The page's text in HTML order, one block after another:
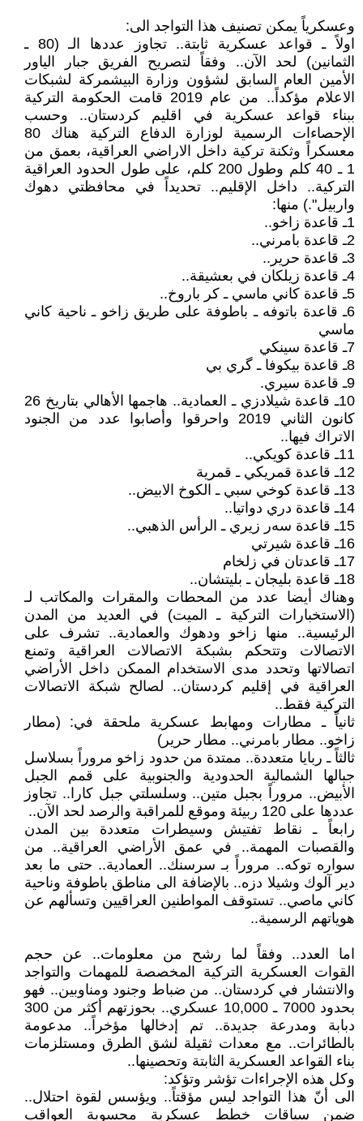
وعسكرياً يمكن تصنيف هذا التواجد الى:
اولاً ـ قواعد عسكرية ثابتة.. تجاوز عددها الـ (80 ـ
الثمانين) لحد الآن.. وفقاً لتصريح الفريق جبار الياور
الأمين العام السابق لشؤون وزارة البيشمركة لشبكات
الاعلام مؤكداً.. من عام 2019 قامت الحكومة التركية
ببناء قواعد عسكرية في اقليم كردستان.. وحسب
الإحصاءات الرسمية لوزارة الدفاع التركية هناك 80
معسكراً وثكنة تركية داخل الاراضي العراقية، بعمق من
1 ـ 40 كلم وطول 200 كلم، على طول الحدود العراقية
التركية.. داخل الإقليم.. تحديداً في محافظتي دهوك
واربيل".) منها:
1ـ قاعدة زاخو..
2ـ قاعدة بامرني..
3ـ قاعدة حرير..
4ـ قاعدة زيلكان في بعشيقة..
5ـ قاعدة كاني ماسي ـ كر باروخ..
6ـ قاعدة باتوفه ـ باطوفة على طريق زاخو ـ ناحية كاني
ماسي
7ـ قاعدة سينكي
8ـ قاعدة بيكوفا ـ گري بي
9ـ قاعدة سيري.
10ـ قاعدة شيلادزي ـ العمادية.. هاجمها الأهالي بتاريخ 26
كانون الثاني 2019 واحرقوا وأصابوا عدد من الجنود
الاتراك فيها..
11ـ قاعدة كويكي..
12ـ قاعدة قمريكي ـ قمرية
13ـ قاعدة کوخي سبي ـ الكوخ الابيض..
14ـ قاعدة دري دواتيا..
15ـ قاعدة سەر زيري ـ الرأس الذهبي..
16ـ قاعدة شیرتي
17ـ قاعدتان في زلخام
18ـ قاعدة بليجان ـ بليتشان..
وهناك أيضا عدد من المحطات والمقرات والمكاتب لـ
(الاستخبارات التركية ـ الميت) في العديد من المدن
الرئيسية.. منها زاخو ودهوك والعمادية.. تشرف على
الاتصالات وتتحكم بشبكة الاتصالات العراقية وتمنع
اتصالاتها وتحدد مدى الاستخدام الممكن داخل الأراضي
العراقية في إقليم كردستان.. لصالح شبكة الاتصالات
التركية فقط..
ثانياً ـ مطارات ومهابط عسكرية ملحقة في: (مطار
زاخو.. مطار بامرني.. مطار حرير)
ثالثاً ـ ربايا متعددة.. ممتدة من حدود زاخو مروراً بسلاسل
جبالها الشمالية الحدودية والجنوبية على قمم الجبل
الأبيض.. مروراً بجبل متين.. وسلسلتي جبل كارا.. تجاوز
عددها على 120 ربيئة وموقع للمراقبة والرصد لحد الآن..
رابعاً ـ نقاط تفتيش وسيطرات متعددة بين المدن
والقصبات المهمة.. في عمق الأراضي العراقية.. من
سواره توكه.. مروراً بـ سرسنك.. العمادية.. حتى ما بعد
دير آلوك وشيلا دزه.. بالإضافة الى مناطق باطوفة وناحية
كاني ماصي.. تستوقف المواطنين العراقيين وتسألهم عن
هوياتهم الرسمية..
اما العدد.. وفقاً لما رشح من معلومات.. عن حجم
القوات العسكرية التركية المخصصة للمهمات والتواجد
والانتشار في كردستان.. من ضباط وجنود ومناوبين.. فهو
بحدود 7000 ـ 10,000 عسكري.. بحوزتهم أكثر من 300
دبابة ومدرعة جديدة.. تم إدخالها مؤخراً.. مدعومة
بالطائرات.. مع معدات ثقيلة لشق الطرق ومستلزمات
بناء القواعد العسكرية الثابتة وتحصينها..
وكل هذه الإجراءات تؤشر وتؤكد:
الى أنّ هذا التواجد ليس مؤقتاً.. ويؤسس لقوة احتلال..
ضمن سياقات خطط عسكرية محسوبة العواقب